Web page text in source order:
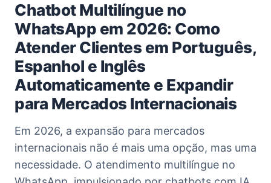
Chatbot Multilíngue no
WhatsApp em 2026: Como
Atender Clientes em Português,
Espanhol e Inglês
Automaticamente e Expandir
para Mercados Internacionais
Em 2026, a expansão para mercados
internacionais não é mais uma opção, mas uma
necessidade. O atendimento multilíngue no